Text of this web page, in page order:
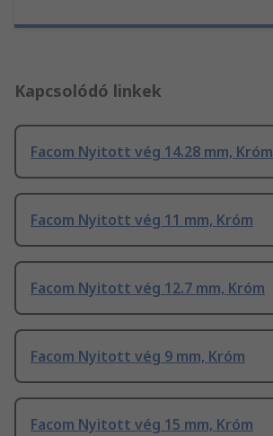
Kapcsolódó linkek
Facom Nyitott vég 14.28 mm, Króm
Facom Nyitott vég 11 mm, Króm
Facom Nyitott vég 12.7 mm, Króm
Facom Nyitott vég 9 mm, Króm
Facom Nyitott vég 15 mm, Króm